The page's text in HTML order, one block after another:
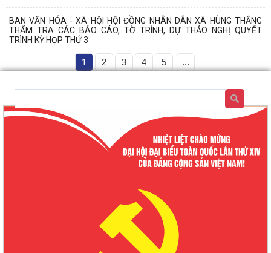
BAN VĂN HÓA - XÃ HỘI HỘI ĐỒNG NHÂN DÂN XÃ HÙNG THẮNG
THẨM TRA CÁC BÁO CÁO, TỜ TRÌNH, DỰ THẢO NGHỊ QUYẾT
TRÌNH KỲ HỌP THỨ 3
1 2 3 4 5 ...